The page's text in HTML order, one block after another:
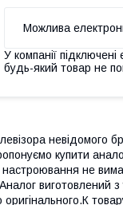
У компанії
будь-який товар не
невідомого
купити
настроювання не
виготовлений